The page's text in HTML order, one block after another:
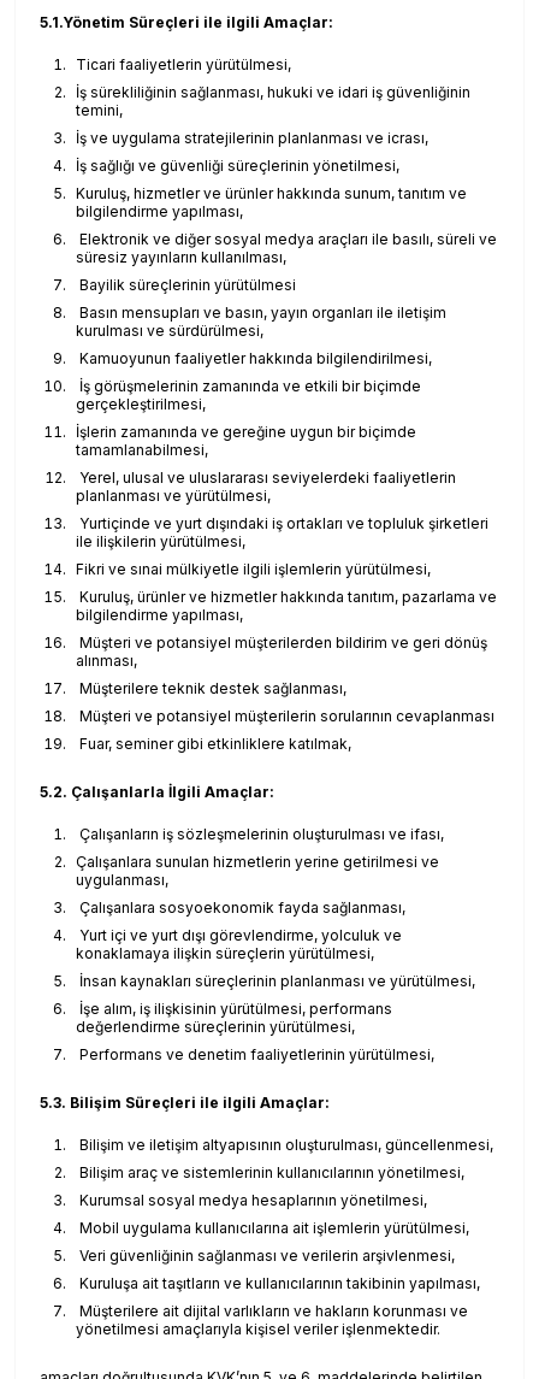
5.1.Yönetim Süreçleri ile ilgili Amaçlar:
Ticari faaliyetlerin yürütülmesi,
İş sürekliliğinin sağlanması, hukuki ve idari iş güvenliğinin
temini,
İş ve uygulama stratejilerinin planlanması ve icrası,
İş sağlığı ve güvenliği süreçlerinin yönetilmesi,
Kuruluş, hizmetler ve ürünler hakkında sunum, tanıtım ve
bilgilendirme yapılması,
Elektronik ve diğer sosyal medya araçları ile basılı, süreli ve
süresiz yayınların kullanılması,
Bayilik süreçlerinin yürütülmesi
Basın mensupları ve basın, yayın organları ile iletişim
kurulması ve sürdürülmesi,
Kamuoyunun faaliyetler hakkında bilgilendirilmesi,
İş görüşmelerinin zamanında ve etkili bir biçimde
gerçekleştirilmesi,
İşlerin zamanında ve gereğine uygun bir biçimde
tamamlanabilmesi,
Yerel, ulusal ve uluslararası seviyelerdeki faaliyetlerin
planlanması ve yürütülmesi,
Yurtiçinde ve yurt dışındaki iş ortakları ve topluluk şirketleri
ile ilişkilerin yürütülmesi,
Fikri ve sınai mülkiyetle ilgili işlemlerin yürütülmesi,
Kuruluş, ürünler ve hizmetler hakkında tanıtım, pazarlama ve
bilgilendirme yapılması,
Müşteri ve potansiyel müşterilerden bildirim ve geri dönüş
alınması,
Müşterilere teknik destek sağlanması,
Müşteri ve potansiyel müşterilerin sorularının cevaplanması
Fuar, seminer gibi etkinliklere katılmak,
5.2. Çalışanlarla İlgili Amaçlar:
Çalışanların iş sözleşmelerinin oluşturulması ve ifası,
Çalışanlara sunulan hizmetlerin yerine getirilmesi ve
uygulanması,
Çalışanlara sosyoekonomik fayda sağlanması,
Yurt içi ve yurt dışı görevlendirme, yolculuk ve
konaklamaya ilişkin süreçlerin yürütülmesi,
İnsan kaynakları süreçlerinin planlanması ve yürütülmesi,
İşe alım, iş ilişkisinin yürütülmesi, performans
değerlendirme süreçlerinin yürütülmesi,
Performans ve denetim faaliyetlerinin yürütülmesi,
5.3. Bilişim Süreçleri ile ilgili Amaçlar:
Bilişim ve iletişim altyapısının oluşturulması, güncellenmesi,
Bilişim araç ve sistemlerinin kullanıcılarının yönetilmesi,
Kurumsal sosyal medya hesaplarının yönetilmesi,
Mobil uygulama kullanıcılarına ait işlemlerin yürütülmesi,
Veri güvenliğinin sağlanması ve verilerin arşivlenmesi,
Kuruluşa ait taşıtların ve kullanıcılarının takibinin yapılması,
Müşterilere ait dijital varlıkların ve hakların korunması ve
yönetilmesi amaçlarıyla kişisel veriler işlenmektedir.